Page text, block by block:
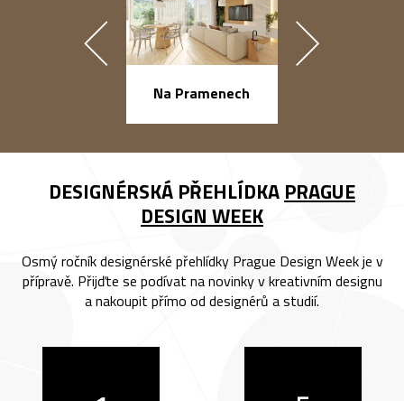
Na Pramenech
DESIGNÉRSKÁ PŘEHLÍDKA PRAGUE
DESIGN WEEK
Osmý ročník designérské přehlídky Prague Design Week je v
přípravě. Přijďte se podívat na novinky v kreativním designu
a nakoupit přímo od designérů a studií.